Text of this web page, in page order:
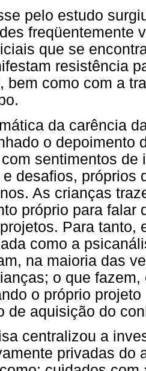
pelo estudo
freqüentemente
que se
resistência
bem como com a
da carência
o depoimento
sentimentos de
desafios, próprios
As crianças
próprio para falar
Para tanto,
como a
na maioria das
o que
o próprio
de aquisição do
centralizou a
privadas do